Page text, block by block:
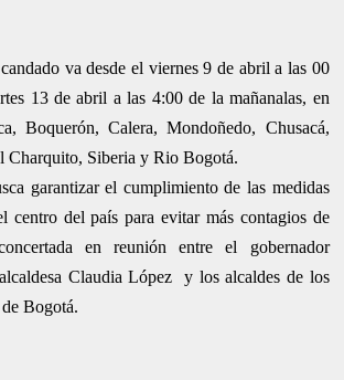
va desde el viernes 9 de abril a las 00
13 de abril a las 4:00 de la mañanalas, en
Boquerón, Calera, Mondoñedo, Chusacá,
Charquito, Siberia y Rio Bogotá.
garantizar el cumplimiento de las medidas
centro del país para evitar más contagios de
en reunión entre el gobernador
Claudia López y los alcaldes de los
Bogotá.